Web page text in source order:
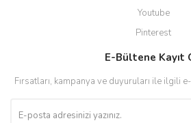
Youtube
Pinterest
E-Bültene Kayıt
Fırsatları, kampanya ve duyuruları ile ilgili